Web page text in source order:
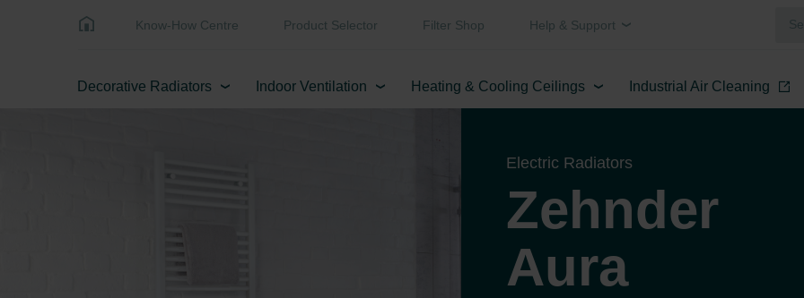
Know-How Centre Product Selector Filter Shop Help & Support
Decorative Radiators Indoor Ventilation Heating & Cooling Ceilings Industrial Air Cleaning
Electric Radiators
Zehnder
Aura